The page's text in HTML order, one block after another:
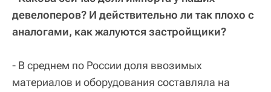
девелоперов? И действительно ли так плохо с
аналогами, как жалуются застройщики?
- В среднем по России доля ввозимых
материалов и оборудования составляла на